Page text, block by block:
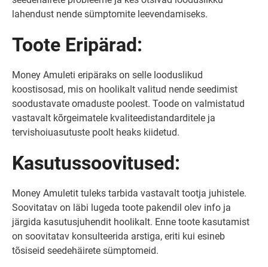
lahendust nende sümptomite leevendamiseks.
Toote Eripärad:
Money Amuleti eripäraks on selle looduslikud
koostisosad, mis on hoolikalt valitud nende seedimist
soodustavate omaduste poolest. Toode on valmistatud
vastavalt kõrgeimatele kvaliteedistandarditele ja
tervishoiuasutuste poolt heaks kiidetud.
Kasutussoovitused:
Money Amuletit tuleks tarbida vastavalt tootja juhistele.
Soovitatav on läbi lugeda toote pakendil olev info ja
järgida kasutusjuhendit hoolikalt. Enne toote kasutamist
on soovitatav konsulteerida arstiga, eriti kui esineb
tõsiseid seedehäirete sümptomeid.